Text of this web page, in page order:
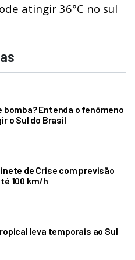
atingir 36°C no sul
bomba? Entenda o fenômeno
o Sul do Brasil
de Crise com previsão
100 km/h
leva temporais ao Sul